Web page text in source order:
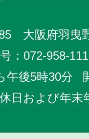
大阪府羽曳
： 072-958-
午後5時30分
休日および年